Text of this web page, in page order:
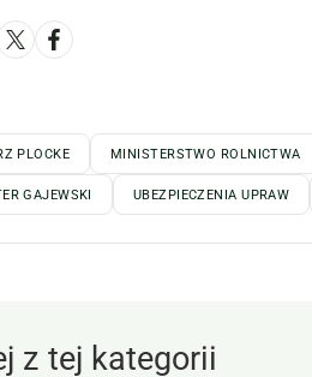
PLOCKE MINISTERSTWO ROLNICTWA
GAJEWSKI UBEZPIECZENIA UPRAW
z tej kategorii